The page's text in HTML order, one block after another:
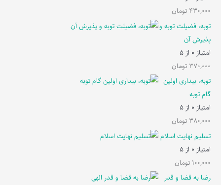
430,000 تومان
توبه، فضیلت توبه و
پذیرش آن
امتیاز 0 از 5
370,000 تومان
توبه، بیداری اولین
گام توبه
امتیاز 0 از 5
380,000 تومان
تسلیم نهایت اسلام
امتیاز 0 از 5
100,000 تومان
رضا به قضا و قدر